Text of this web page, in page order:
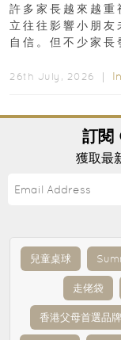
許多家長越來越重
立往往影響小朋友
自信。但不少家
26th July, 2026 ｜ In
訂閱
獲取最
兒童桌球
走佬袋
香港父母首選品牌